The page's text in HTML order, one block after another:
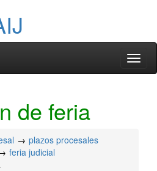
de feria
plazos procesales
feria judicial